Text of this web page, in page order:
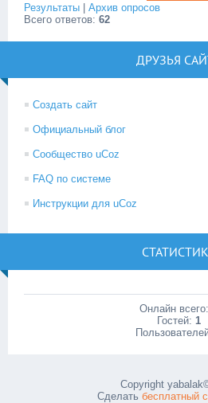
Результаты
Архив опросов
Всего ответов: 62
ДРУЗЬЯ
Создать сайт
Официальный блог
Сообщество uCoz
FAQ по системе
Инструкции для uCoz
Онлайн всего:
Гостей: 1
Copyright
Сделать бесплатный